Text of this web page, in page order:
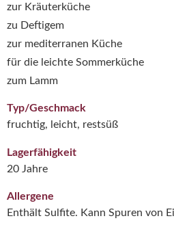
zur Kräuterküche
zu Deftigem
zur mediterranen Küche
für die leichte Sommerküche
zum Lamm
Typ/Geschmack
fruchtig, leicht, restsüß
Lagerfähigkeit
20 Jahre
Allergene
Enthält Sulfite. Kann Spuren von